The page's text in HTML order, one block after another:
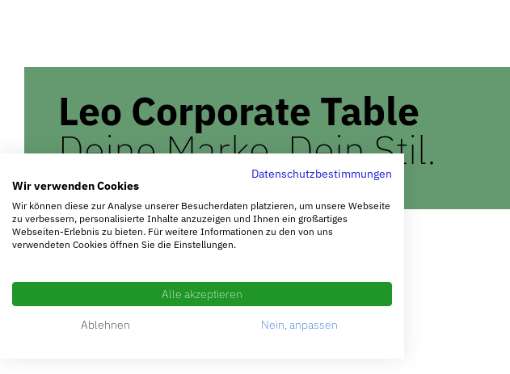
Leo Corporate Table
Deine Marke. Dein Stil.
Datenschutzbestimmungen
Wir verwenden Cookies
Wir können diese zur Analyse unserer Besucherdaten platzieren, um unsere Webseite
zu verbessern, personalisierte Inhalte anzuzeigen und Ihnen ein großartiges
Webseiten-Erlebnis zu bieten. Für weitere Informationen zu den von uns
verwendeten Cookies öffnen Sie die Einstellungen.
Alle akzeptieren
Ablehnen Nein, anpassen